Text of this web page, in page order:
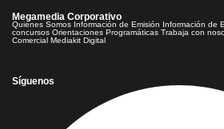
Megamedia Corporativo
Quienes Somos Información de Emisión Información de
concursos Orientaciones Programáticas Trabaja con
Comercial Mediakit Digital
Síguenos